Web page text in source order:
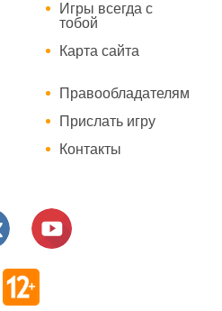
Игры всегда с
тобой
Карта сайта
Правообладателям
Прислать игру
Контакты